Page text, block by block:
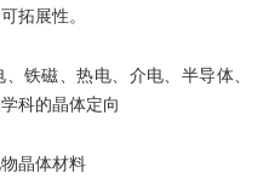
拓展性。
铁磁、热电、介电、半导体、
科的晶体定向
晶体材料